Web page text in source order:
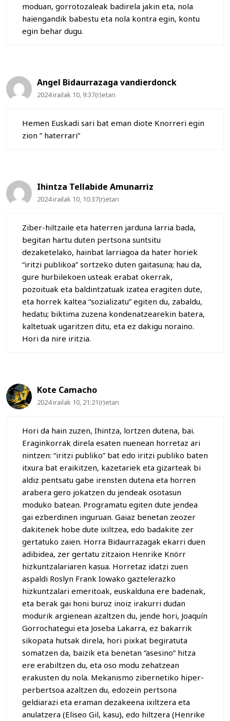
moduan, gorrotozaleak badirela jakin eta, nola
haiengandik babestu eta nola kontra egin, kontu
egin behar dugu.
Angel Bidaurrazaga vandierdonck
2024 irailak 10, 9:37(r)etan
Hemen Euskadi sari bat eman diote Knorreri egin
zion ” haterrari”
Ihintza Tellabide Amunarriz
2024 irailak 10, 10:37(r)etan
Ziber-hiltzaile eta haterren jarduna larria bada,
begitan hartu duten pertsona suntsitu
dezaketelako, hainbat larriagoa da hater horiek
“iritzi publikoa” sortzeko duten gaitasuna; hau da,
gure hurbilekoen usteak erabat okerrak,
pozoituak eta baldintzatuak izatea eragiten dute,
eta horrek kaltea “sozializatu” egiten du, zabaldu,
hedatu; biktima zuzena kondenatzearekin batera,
kaltetuak ugaritzen ditu, eta ez dakigu noraino.
Hori da nire iritzia.
Kote Camacho
2024 irailak 10, 21:21(r)etan
Hori da hain zuzen, Ihintza, lortzen dutena, bai.
Eraginkorrak direla esaten nuenean horretaz ari
nintzen: “iritzi publiko” bat edo iritzi publiko baten
itxura bat eraikitzen, kazetariek eta gizarteak bi
aldiz pentsatu gabe irensten dutena eta horren
arabera gero jokatzen du jendeak osotasun
moduko batean. Programatu egiten dute jendea
gai ezberdinen inguruan. Gaiaz benetan zeozer
dakitenek hobe dute ixiltzea, edo badakite zer
gertatuko zaien. Horra Bidaurrazagak ekarri duen
adibidea, zer gertatu zitzaion Henrike Knörr
hizkuntzalariaren kasua. Horretaz idatzi zuen
aspaldi Roslyn Frank Iowako gaztelerazko
hizkuntzalari emeritoak, euskalduna ere badenak,
eta berak gai honi buruz inoiz irakurri dudan
modurik argienean azaltzen du, jende hori, Joaquín
Gorrochategui eta Joseba Lakarra, ez bakarrik
sikopata hutsak direla, hori pixkat begiratuta
somatzen da, baizik eta benetan “asesino” hitza
ere erabiltzen du, eta oso modu zehatzean
erakusten du nola. Mekanismo zibernetiko hiper-
perbertsoa azaltzen du, edozein pertsona
geldiarazi eta eraman dezakeena ixiltzera eta
anulatzera (Eliseo Gil, kasu), edo hiltzera (Henrike